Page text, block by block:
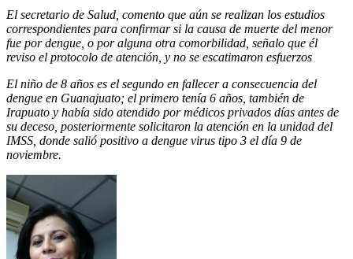
El secretario de Salud, comento que aún se realizan los estudios
correspondientes para confirmar si la causa de muerte del menor
fue por dengue, o por alguna otra comorbilidad, señalo que él
reviso el protocolo de atención, y no se escatimaron esfuerzos
El niño de 8 años es el segundo en fallecer a consecuencia del
dengue en Guanajuato; el primero tenía 6 años, también de
Irapuato y había sido atendido por médicos privados días antes de
su deceso, posteriormente solicitaron la atención en la unidad del
IMSS, donde salió positivo a dengue virus tipo 3 el día 9 de
noviembre.